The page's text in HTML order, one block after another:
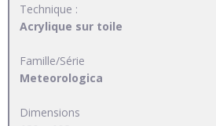
Technique :
Acrylique sur toile
Famille/Série
Meteorologica
Dimensions